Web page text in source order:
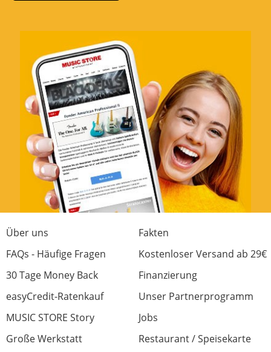
Über uns
Fakten
FAQs - Häufige Fragen
Kostenloser Versand ab 29€
30 Tage Money Back
Finanzierung
easyCredit-Ratenkauf
Unser Partnerprogramm
MUSIC STORE Story
Jobs
Große Werkstatt
Restaurant / Speisekarte